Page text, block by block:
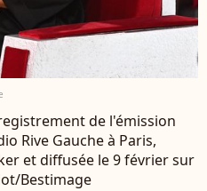
de l'émission
Rive Gauche à Paris,
et diffusée le 9 février sur
Bestimage